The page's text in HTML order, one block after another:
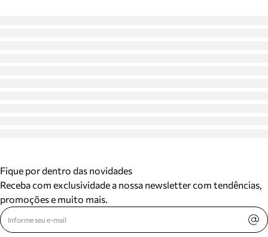
Fique por dentro das novidades
Receba com exclusividade a nossa newsletter com tendências,
promoções e muito mais.